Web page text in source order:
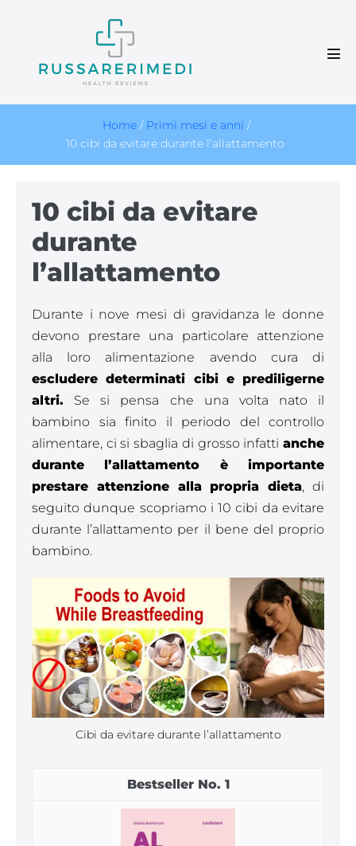
Home / Primi mesi e anni /
10 cibi da evitare durante l’allattamento
10 cibi da evitare
durante
l’allattamento
Durante i nove mesi di gravidanza le donne
devono prestare una particolare attenzione
alla loro alimentazione avendo cura di
escludere determinati cibi e prediligerne
altri. Se si pensa che una volta nato il
bambino sia finito il periodo del controllo
alimentare, ci si sbaglia di grosso infatti anche
durante l’allattamento è importante
prestare attenzione alla propria dieta, di
seguito dunque scopriamo i 10 cibi da evitare
durante l’allattamento per il bene del proprio
bambino.
Cibi da evitare durante l’allattamento
1